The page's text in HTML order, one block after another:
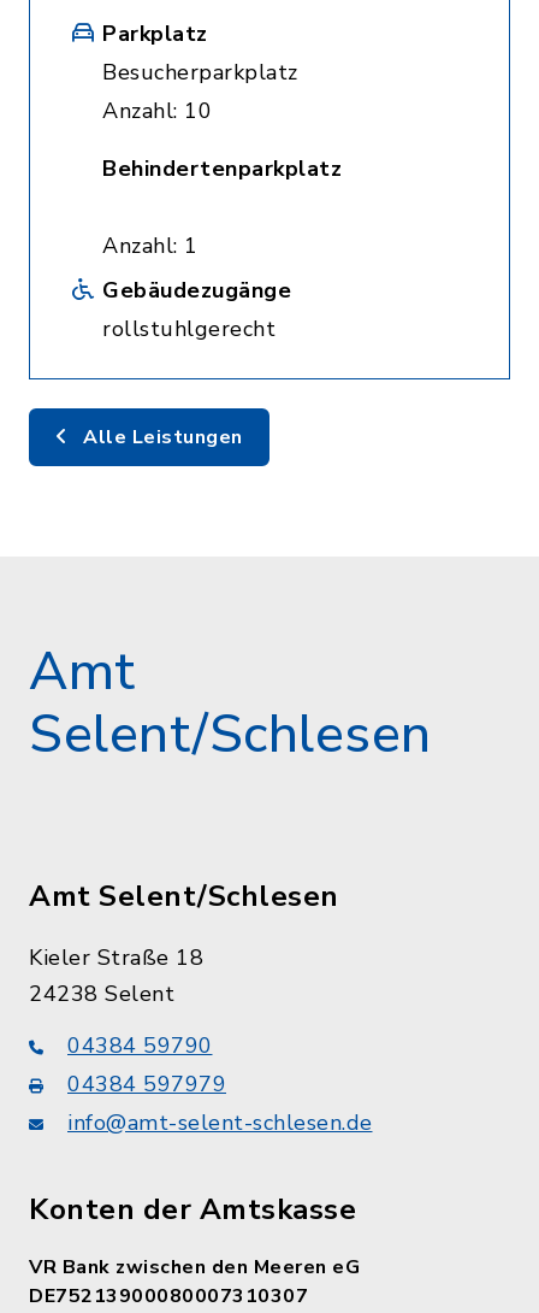
Parkplatz
Besucherparkplatz
Anzahl: 10
Behindertenparkplatz
Anzahl: 1
Gebäudezugänge
rollstuhlgerecht
Alle Leistungen
Amt
Selent/Schlesen
Amt Selent/Schlesen
Kieler Straße 18
24238 Selent
04384 59790
04384 597979
info@amt-selent-schlesen.de
Konten der Amtskasse
VR Bank zwischen den Meeren eG
DE75213900080007310307